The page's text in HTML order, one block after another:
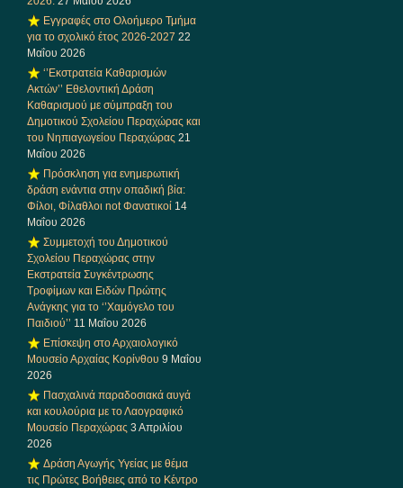
Εγγραφές στο Ολοήμερο Τμήμα
για το σχολικό έτος 2026-2027 22
Μαΐου 2026
‘’Εκστρατεία Καθαρισμών
Ακτών’’ Εθελοντική Δράση
Καθαρισμού με σύμπραξη του
Δημοτικού Σχολείου Περαχώρας και
του Νηπιαγωγείου Περαχώρας 21
Μαΐου 2026
Πρόσκληση για ενημερωτική
δράση ενάντια στην οπαδική βία:
Φίλοι, Φίλαθλοι not Φανατικοί 14
Μαΐου 2026
Συμμετοχή του Δημοτικού
Σχολείου Περαχώρας στην
Εκστρατεία Συγκέντρωσης
Τροφίμων και Ειδών Πρώτης
Ανάγκης για το ‘’Χαμόγελο του
Παιδιού’’ 11 Μαΐου 2026
Επίσκεψη στο Αρχαιολογικό
Μουσείο Αρχαίας Κορίνθου 9 Μαΐου
2026
Πασχαλινά παραδοσιακά αυγά
και κουλούρια με το Λαογραφικό
Μουσείο Περαχώρας 3 Απριλίου
2026
Δράση Αγωγής Υγείας με θέμα
τις Πρώτες Βοήθειες από το Κέντρο